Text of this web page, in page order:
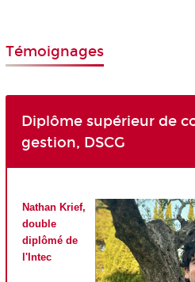
Témoignages
Diplôme supérieur de
gestion, DSCG
Nathan Krief,
double
diplômé de
l'Intec